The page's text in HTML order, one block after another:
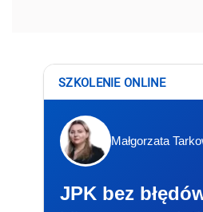
SZKOLENIE ONLINE
Małgorzata
JPK bez